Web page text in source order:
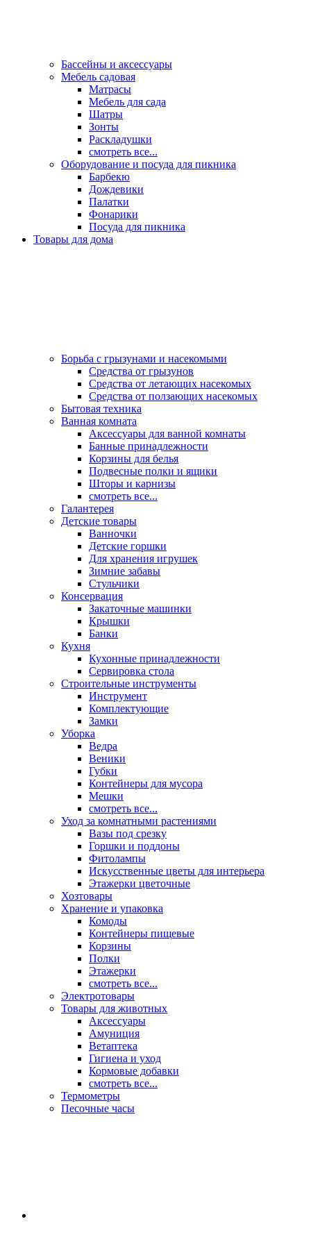
Бассейны и аксессуары
Мебель садовая
Матрасы
Мебель для сада
Шатры
Зонты
Раскладушки
смотреть все...
Оборудование и посуда для пикника
Барбекю
Дождевики
Палатки
Фонарики
Посуда для пикника
Товары для дома
Борьба с грызунами и насекомыми
Средства от грызунов
Средства от летающих насекомых
Средства от ползающих насекомых
Бытовая техника
Ванная комната
Аксессуары для ванной комнаты
Банные принадлежности
Корзины для белья
Подвесные полки и ящики
Шторы и карнизы
смотреть все...
Галантерея
Детские товары
Ванночки
Детские горшки
Для хранения игрушек
Зимние забавы
Стульчики
Консервация
Закаточные машинки
Крышки
Банки
Кухня
Кухонные принадлежности
Сервировка стола
Строительные инструменты
Инструмент
Комплектующие
Замки
Уборка
Ведра
Веники
Губки
Контейнеры для мусора
Мешки
смотреть все...
Уход за комнатными растениями
Вазы под срезку
Горшки и поддоны
Фитолампы
Искусственные цветы для интерьера
Этажерки цветочные
Хозтовары
Хранение и упаковка
Комоды
Контейнеры пищевые
Корзины
Полки
Этажерки
смотреть все...
Электротовары
Товары для животных
Аксессуары
Амуниция
Ветаптека
Гигиена и уход
Кормовые добавки
смотреть все...
Термометры
Песочные часы